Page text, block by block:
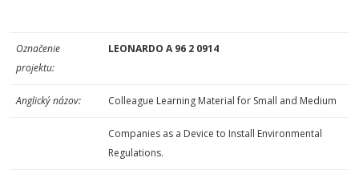
Označenie
projektu:
LEONARDO A 96 2 0914
Anglický názov: Colleague Learning Material for Small and Medium
Companies as a Device to Install Environmental
Regulations.